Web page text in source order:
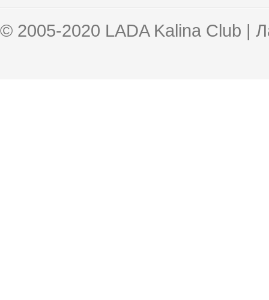
© 2005-2020 LADA Kalina Club |